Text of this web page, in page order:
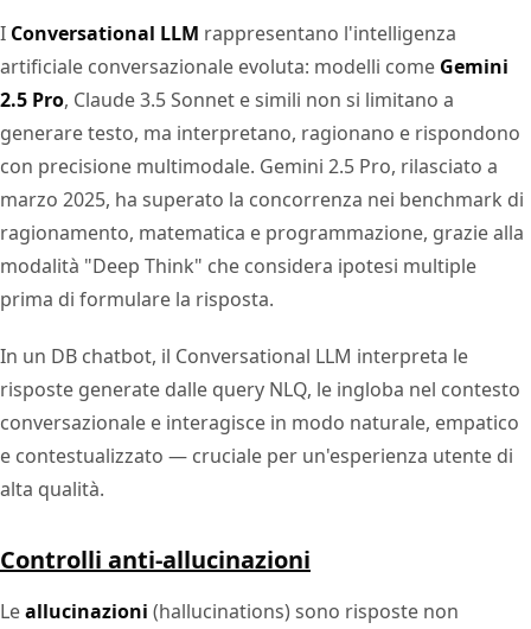
I Conversational LLM rappresentano l'intelligenza
artificiale conversazionale evoluta: modelli come Gemini
2.5 Pro, Claude 3.5 Sonnet e simili non si limitano a
generare testo, ma interpretano, ragionano e rispondono
con precisione multimodale. Gemini 2.5 Pro, rilasciato a
marzo 2025, ha superato la concorrenza nei benchmark di
ragionamento, matematica e programmazione, grazie alla
modalità "Deep Think" che considera ipotesi multiple
prima di formulare la risposta.
In un DB chatbot, il Conversational LLM interpreta le
risposte generate dalle query NLQ, le ingloba nel contesto
conversazionale e interagisce in modo naturale, empatico
e contestualizzato — cruciale per un'esperienza utente di
alta qualità.
Controlli anti-allucinazioni
Leallucinazioni (hallucinations) sono risposte non